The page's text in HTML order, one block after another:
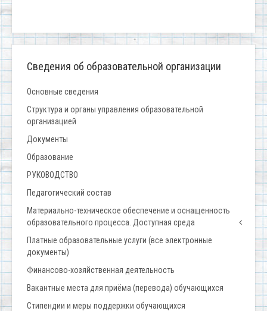
Сведения об образовательной организации
Основные сведения
Структура и органы управления образовательной
организацией
Документы
Образование
РУКОВОДСТВО
Педагогический состав
Материально-техническое обеспечение и оснащенность
образовательного процесса. Доступная среда
Платные образовательные услуги (все электронные
документы)
Финансово-хозяйственная деятельность
Вакантные места для приёма (перевода) обучающихся
Стипендии и меры поддержки обучающихся